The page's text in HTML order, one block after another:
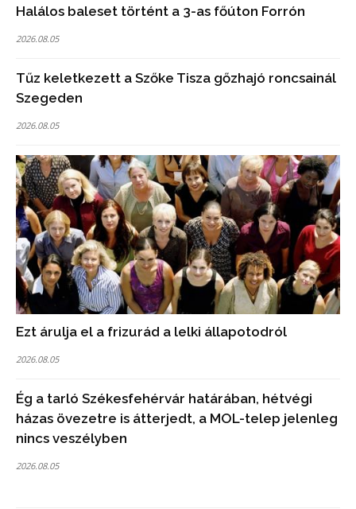
Halálos baleset történt a 3-as főúton Forrón
2026.08.05
Tűz keletkezett a Szőke Tisza gőzhajó roncsainál
Szegeden
2026.08.05
Ezt árulja el a frizurád a lelki állapotodról
2026.08.05
Ég a tarló Székesfehérvár határában, hétvégi
házas övezetre is átterjedt, a MOL-telep jelenleg
nincs veszélyben
2026.08.05